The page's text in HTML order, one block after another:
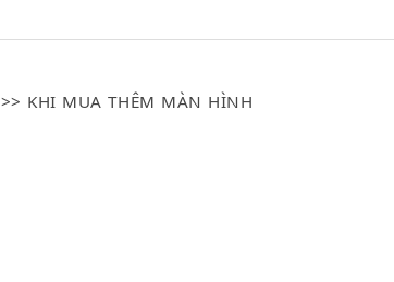
KHI MUA THÊM MÀN HÌNH